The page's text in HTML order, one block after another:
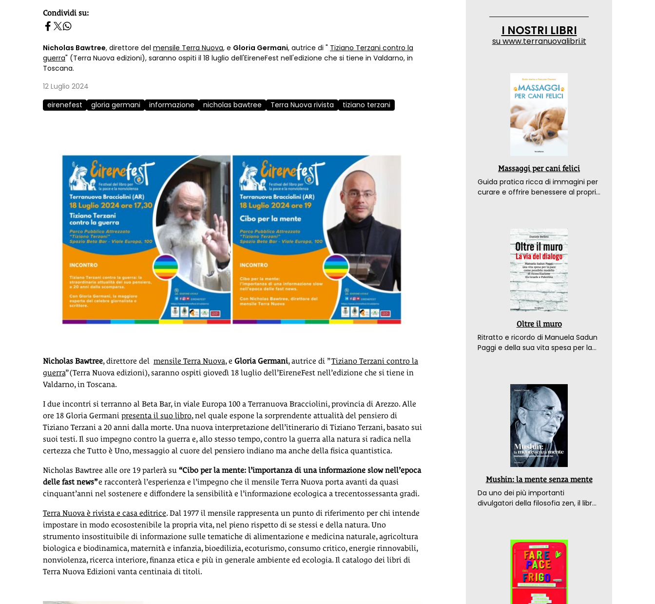
homepage h2
Condividi su:
Nicholas Bawtree, direttore del mensile Terra Nuova, e Gloria Germani, autrice di " Tiziano Terzani contro la
guerra" (Terra Nuova edizioni), saranno ospiti il 18 luglio dell'EireneFest nell'edizione che si tiene in Valdarno, in
Toscana.
12 Luglio 2024
eirenefest
gloria germani informazione nicholas bawtree Terra Nuova rivista tiziano terzani
Nicholas Bawtree, direttore del mensile Terra Nuova, e Gloria Germani, autrice di ”Tiziano Terzani contro la
guerra” (Terra Nuova edizioni), saranno ospiti giovedì 18 luglio dell’EireneFest nell’edizione che si tiene in
Valdarno, in Toscana.
I due incontri si terranno al Beta Bar, in viale Europa 100 a Terranuova Bracciolini, provincia di Arezzo. Alle
ore 18 Gloria Germani presenta il suo libro, nel quale espone la sorprendente attualità del pensiero di
Tiziano Terzani a 20 anni dalla morte. Una nuova interpretazione dell’itinerario di Tiziano Terzani, basato sui
suoi testi. Il suo impegno contro la guerra e, allo stesso tempo, contro la guerra alla natura si radica nella
certezza che Tutto è Uno, messaggio al cuore del pensiero indiano ma anche della fisica quantistica.
Nicholas Bawtree alle ore 19 parlerà su “Cibo per la mente: l’importanza di una informazione slow nell’epoca
delle fast news”e racconterà l’esperienza e l’impegno che il mensile Terra Nuova porta avanti da quasi
cinquant’anni nel sostenere e diffondere la sensibilità e l’informazione ecologica a trecentossessanta gradi.
Terra Nuova è rivista e casa editrice. Dal 1977 il mensile rappresenta un punto di riferimento per chi intende
impostare in modo ecosostenibile la propria vita, nel pieno rispetto di se stessi e della natura. Uno
strumento insostituibile di informazione sulle tematiche di alimentazione e medicina naturale, agricoltura
biologica e biodinamica, maternità e infanzia, bioedilizia, ecoturismo, consumo critico, energie rinnovabili,
nonviolenza, ricerca interiore, finanza etica e più in generale ambiente ed ecologia. Il catalogo dei libri di
Terra Nuova Edizioni vanta centinaia di titoli.
I NOSTRI LIBRI
suwww.terranuovalibri.it
Massaggi per cani felici
Guida pratica ricca di immagini per
curare e offrire benessere al proprio
Oltre il muro
Ritratto e ricordo di Manuela Sadun
Paggi e della sua vita spesa per la
Mushin: la mente senza mente
Da uno dei più importanti
divulgatori della filosofia zen, il libro